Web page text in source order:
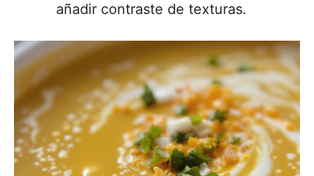
añadir contraste de texturas.